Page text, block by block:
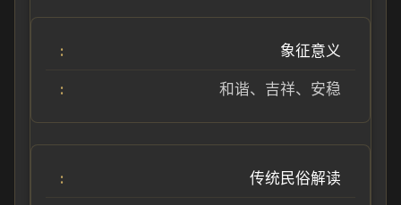
象征意义
和谐、吉祥、安稳
传统民俗解读